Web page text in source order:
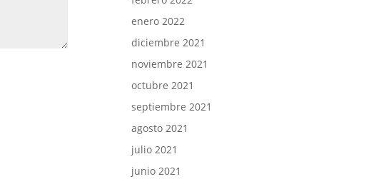
enero 2022
diciembre 2021
noviembre 2021
octubre 2021
septiembre 2021
agosto 2021
julio 2021
junio 2021